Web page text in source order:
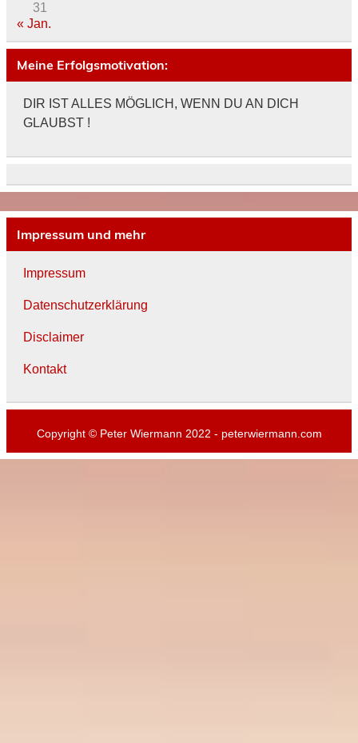
31
« Jan.
Meine Erfolgsmotivation:
DIR IST ALLES MÖGLICH, WENN DU AN DICH
GLAUBST !
Impressum und mehr
Impressum
Datenschutzerklärung
Disclaimer
Kontakt
Copyright © Peter Wiermann 2022 - peterwiermann.com